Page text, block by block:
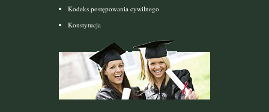
Kodeks postępowania cywilnego
Konstytucja